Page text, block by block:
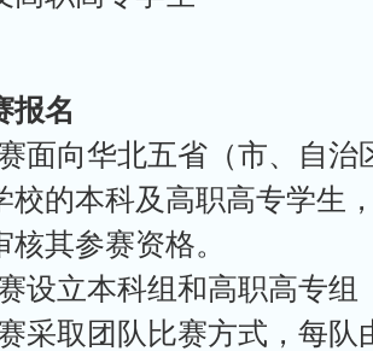
报名
面向华北五省（市、自治
校的本科及高职高专学生
其参赛资格。
设立本科组和高职高专组
采取团队比赛方式，每队